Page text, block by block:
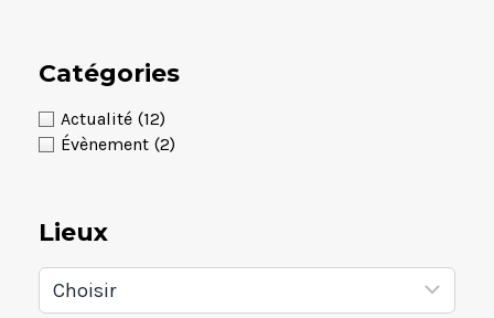
Catégories
Actualité (12)
Évènement (2)
Lieux